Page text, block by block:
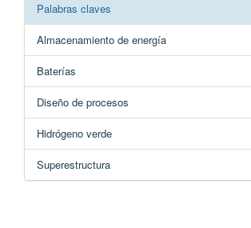
Palabras claves
Almacenamiento de energía
Baterías
Diseño de procesos
Hidrógeno verde
Superestructura